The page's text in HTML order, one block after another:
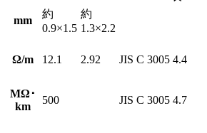
mm
約
0.9×1.5
約
1.3×2.2
Ω/m 12.1 2.92 JIS C 3005 4.4
MΩ･
km
500 JIS C 3005 4.7